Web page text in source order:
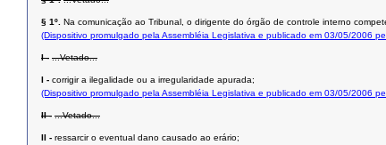
§ 1º. Na comunicação ao Tribunal, o dirigente do órgão de controle interno
(Dispositivo promulgado pela Assembléia Legislativa e publicado em 03/05/2006
I - ...Vetado...
I - corrigir a ilegalidade ou a irregularidade apurada;
(Dispositivo promulgado pela Assembléia Legislativa e publicado em 03/05/2006
II - ...Vetado...
II - ressarcir o eventual dano causado ao erário;